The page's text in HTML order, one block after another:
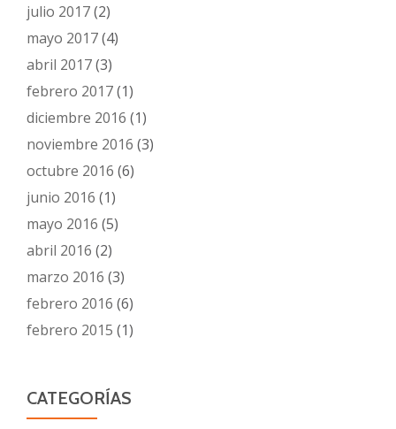
julio 2017(2)
mayo 2017(4)
abril 2017(3)
febrero 2017(1)
diciembre 2016 (1)
noviembre 2016 (3)
octubre 2016 (6)
junio 2016 (1)
mayo 2016 (5)
abril 2016 (2)
marzo 2016 (3)
febrero 2016 (6)
febrero 2015 (1)
CATEGORÍAS